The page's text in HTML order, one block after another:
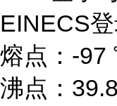
EINECS
熔点：-
沸点：